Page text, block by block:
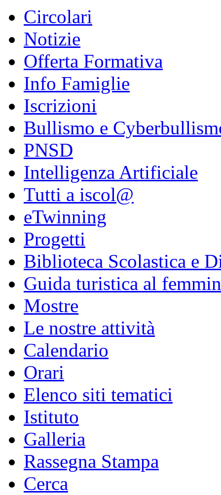
Circolari
Notizie
Offerta Formativa
Info Famiglie
Iscrizioni
Bullismo e
PNSD
Intelligenza Artificiale
Tutti a iscol@
eTwinning
Progetti
Biblioteca Scolastica e
Guida turistica al
Mostre
Le nostre attività
Calendario
Orari
Elenco siti tematici
Istituto
Galleria
Rassegna Stampa
Cerca